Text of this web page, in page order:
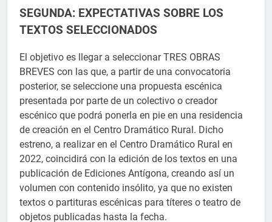
SEGUNDA: EXPECTATIVAS SOBRE LOS
TEXTOS SELECCIONADOS
El objetivo es llegar a seleccionar TRES OBRAS
BREVES con las que, a partir de una convocatoria
posterior, se seleccione una propuesta escénica
presentada por parte de un colectivo o creador
escénico que podrá ponerla en pie en una residencia
de creación en el Centro Dramático Rural. Dicho
estreno, a realizar en el Centro Dramático Rural en
2022, coincidirá con la edición de los textos en una
publicación de Ediciones Antígona, creando así un
volumen con contenido insólito, ya que no existen
textos o partituras escénicas para títeres o teatro de
objetos publicadas hasta la fecha.